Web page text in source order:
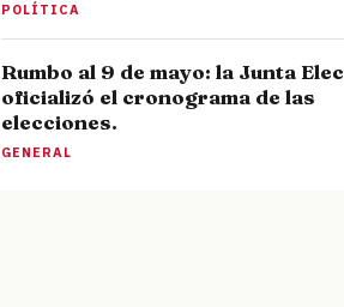
POLÍTICA
Rumbo al 9 de mayo: la Junta
oficializó el cronograma de las
elecciones.
GENERAL